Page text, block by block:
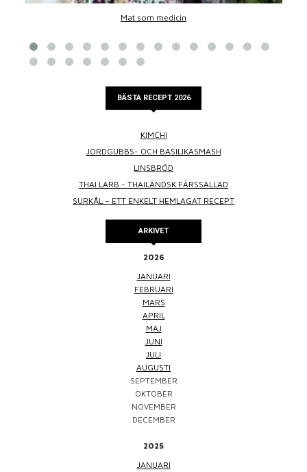
Mat som medicin
BÄSTA RECEPT 2026
KIMCHI
JORDGUBBS- OCH BASILIKASMASH
LINSBRÖD
THAI LARB - THAILÄNDSK FÄRSSALLAD
SURKÅL – ETT ENKELT HEMLAGAT RECEPT
ARKIVET
2026
JANUARI
FEBRUARI
MARS
APRIL
MAJ
JUNI
JULI
AUGUSTI
SEPTEMBER
OKTOBER
NOVEMBER
DECEMBER
2025
JANUARI